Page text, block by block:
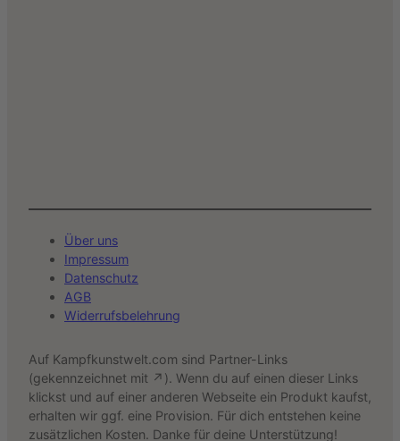
Über uns
Impressum
Datenschutz
AGB
Widerrufsbelehrung
Auf Kampfkunstwelt.com sind Partner-Links
(gekennzeichnet mit ↗). Wenn du auf einen dieser Links
klickst und auf einer anderen Webseite ein Produkt kaufst,
erhalten wir ggf. eine Provision. Für dich entstehen keine
zusätzlichen Kosten. Danke für deine Unterstützung!